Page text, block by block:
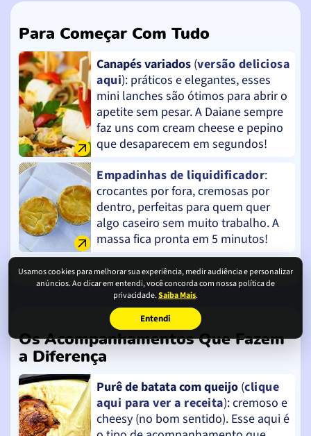
Usamos cookies para melhorar sua experiência, medir audiência e personalizar
anúncios. Ao clicar em entendi, você concorda com nossa política de
privacidade.Saiba Mais.
Entendi
Para Começar Com Tudo
Canapés variados (versão deliciosa
aqui): práticos e elegantes, esses
mini lanches são ótimos para abrir o
apetite sem pesar. A Daiane sempre
faz uns com cream cheese e pepino
que desaparecem em segundos!
Empadinhas de liquidificador:
crocantes por fora, cremosas por
dentro, perfeitas para quem quer
algo caseiro sem muito trabalho. A
massa fica pronta em 5 minutos!
Os Acompanhamentos Que Fazem
a Diferença
Purê de batata com queijo (clique
aqui para ver a receita): cremoso e
cheesy (no bom sentido). Esse aqui é